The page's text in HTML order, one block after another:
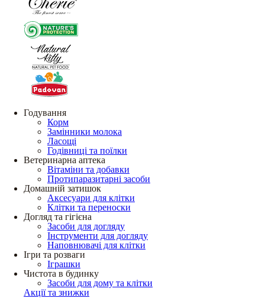
Годування
Корм
Замінники молока
Ласощі
Годівниці та поїлки
Ветеринарна аптека
Вітаміни та добавки
Протипаразитарні засоби
Домашній затишок
Аксесуари для клітки
Клітки та переноски
Догляд та гігієна
Засоби для догляду
Інструменти для догляду
Наповнювачі для клітки
Ігри та розваги
Іграшки
Чистота в будинку
Засоби для дому та клітки
Акції та знижки